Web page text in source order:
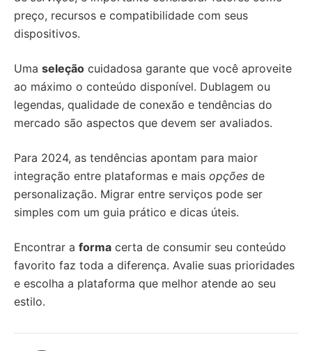
preço, recursos e compatibilidade com seus
dispositivos.
Uma seleção cuidadosa garante que você aproveite
ao máximo o conteúdo disponível. Dublagem ou
legendas, qualidade de conexão e tendências do
mercado são aspectos que devem ser avaliados.
Para 2024, as tendências apontam para maior
integração entre plataformas e mais opções de
personalização. Migrar entre serviços pode ser
simples com um guia prático e dicas úteis.
Encontrar a forma certa de consumir seu conteúdo
favorito faz toda a diferença. Avalie suas prioridades
e escolha a plataforma que melhor atende ao seu
estilo.